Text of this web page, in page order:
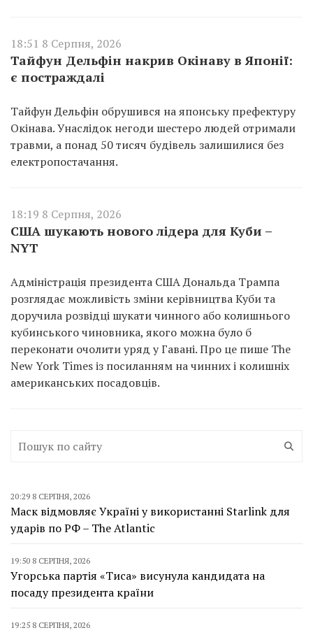
18:51 8 Серпня, 2026
Тайфун Дельфін накрив Окінаву в Японії:
є постраждалі
Тайфун Дельфін обрушився на японську префектуру
Окінава. Унаслідок негоди шестеро людей отримали
травми, а понад 50 тисяч будівель залишилися без
електропостачання.
18:19 8 Серпня, 2026
США шукають нового лідера для Куби –
NYT
Адміністрація президента США Дональда Трампа
розглядає можливість зміни керівництва Куби та
доручила розвідці шукати чинного або колишнього
кубинського чиновника, якого можна було б
переконати очолити уряд у Гавані. Про це пише The
New York Times із посиланням на чинних і колишніх
американських посадовців.
20:29 8 СЕРПНЯ, 2026
Маск відмовляє Україні у використанні Starlink для
ударів по РФ – The Atlantic
19:50 8 СЕРПНЯ, 2026
Угорська партія «Тиса» висунула кандидата на
посаду президента країни
19:25 8 СЕРПНЯ, 2026